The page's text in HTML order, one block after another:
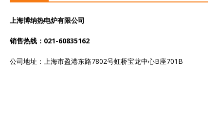
上海博纳热电炉有限公司
销售热线：021-60835162
公司地址：上海市盈港东路7802号虹桥宝龙中心B座701B